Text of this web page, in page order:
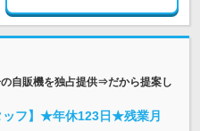
自販機を独占提供⇒だから提案し
ッフ】★年休123日★残業月